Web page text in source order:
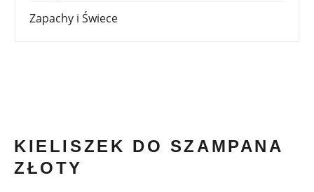
Zapachy i Świece
KIELISZEK DO SZAMPANA
ZŁOTY